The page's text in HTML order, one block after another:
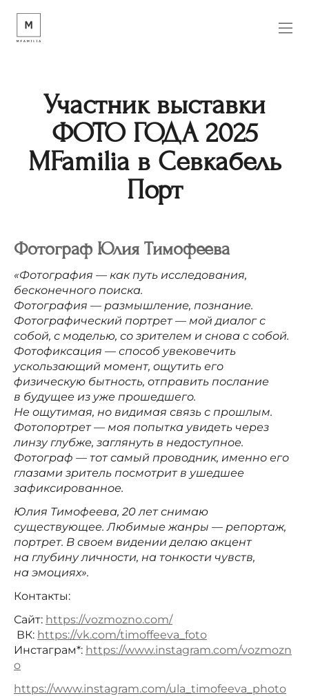
Участник выставки
ФОТО ГОДА 2025
MFamilia в Севкабель
Порт
Фотограф Юлия Тимофеева
«Фотография — как путь исследования,
бесконечного поиска.
Фотография — размышление, познание.
Фотографический портрет — мой диалог с
собой, с моделью, со зрителем и снова с собой.
Фотофиксация — способ увековечить
ускользающий момент, ощутить его
физическую бытность, отправить послание
в будущее из уже прошедшего.
Не ощутимая, но видимая связь с прошлым.
Фотопортрет — моя попытка увидеть через
линзу глубже, заглянуть в недоступное.
Фотограф — тот самый проводник, именно его
глазами зритель посмотрит в ушедшее
зафиксированное.
Юлия Тимофеева, 20 лет снимаю
существующее. Любимые жанры — репортаж,
портрет. В своем видении делаю акцент
на глубину личности, на тонкости чувств,
на эмоциях».
Контакты:
Сайт: https://vozmozno.com/
ВК: https://vk.com/timoffeeva_foto
Инстаграм*: https://www.instagram.com/vozmozn
o
https://www.instagram.com/ula_timofeeva_photo